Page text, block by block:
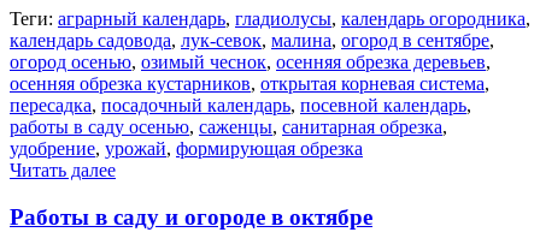
Теги: аграрный календарь, гладиолусы, календарь огородника,
календарь садовода, лук-севок, малина, огород в сентябре,
огород осенью, озимый чеснок, осенняя обрезка деревьев,
осенняя обрезка кустарников, открытая корневая система,
пересадка, посадочный календарь, посевной календарь,
работы в саду осенью, саженцы, санитарная обрезка,
удобрение, урожай, формирующая обрезка
Читать далее
Работы в саду и огороде в октябре